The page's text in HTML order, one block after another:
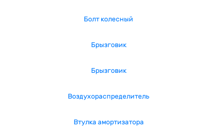
Болт колесный
Брызговик
Брызговик
Воздухораспределитель
Втулка амортизатора